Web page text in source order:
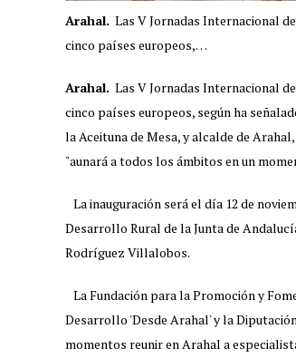
Arahal. Las V Jornadas Internacional
cinco países europeos,…
Arahal. Las V Jornadas Internacional
cinco países europeos, según ha
la Aceituna de Mesa, y alcalde de
"aunará a todos los ámbitos en un
La inauguración será el día 12 de
Desarrollo Rural de la Junta de
Rodríguez Villalobos.
La Fundación para la Promoción y
Desarrollo 'Desde Arahal' y la
momentos reunir en Arahal a